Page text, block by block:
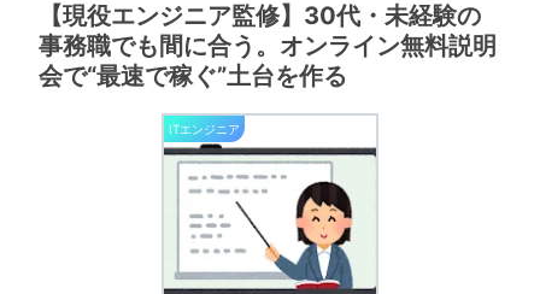
【現役エンジニア監修】30代・未経験の
事務職でも間に合う。オンライン無料説明
会で“最速で稼ぐ”土台を作る
ITエンジニア